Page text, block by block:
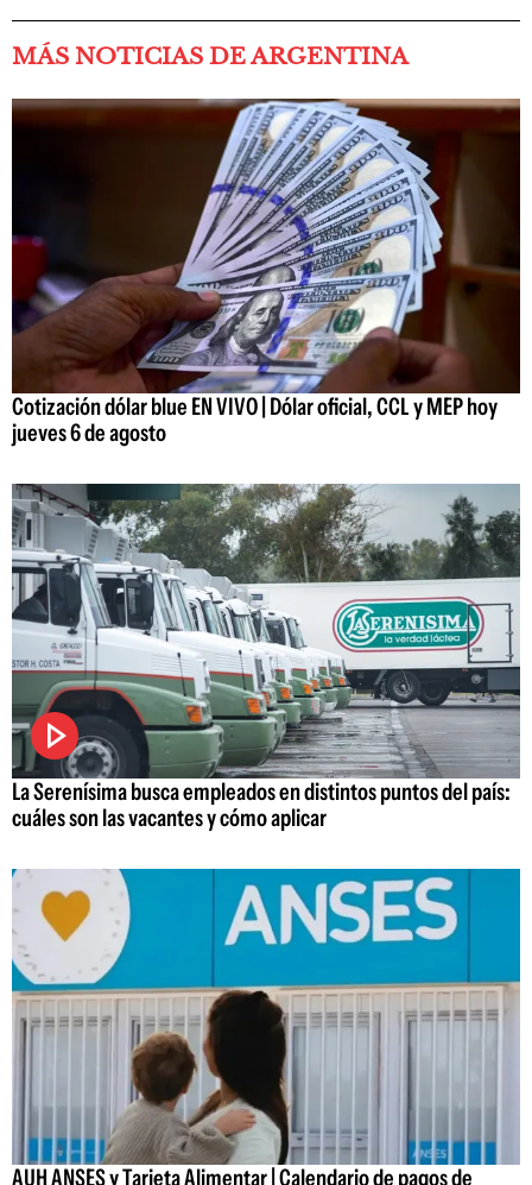
MÁS NOTICIAS DE ARGENTINA
Cotización dólar blue EN VIVO | Dólar oficial, CCL y MEP hoy
jueves 6 de agosto
La Serenísima busca empleados en distintos puntos del país:
cuáles son las vacantes y cómo aplicar
AUH ANSES y Tarjeta Alimentar | Calendario de pagos de